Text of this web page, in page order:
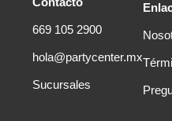
669 105 2900
hola@partycenter.mx
Sucursales